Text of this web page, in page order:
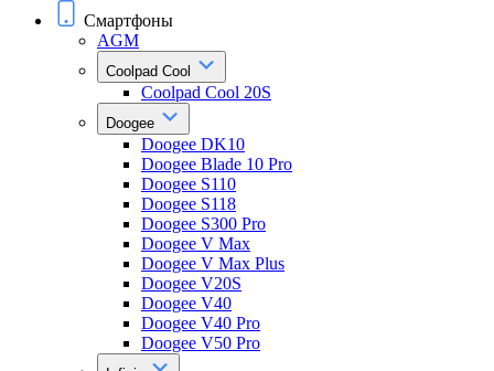
Смартфоны
AGM
Coolpad Cool
Coolpad Cool 20S
Doogee
Doogee DK10
Doogee Blade 10 Pro
Doogee S110
Doogee S118
Doogee S300 Pro
Doogee V Max
Doogee V Max Plus
Doogee V20S
Doogee V40
Doogee V40 Pro
Doogee V50 Pro